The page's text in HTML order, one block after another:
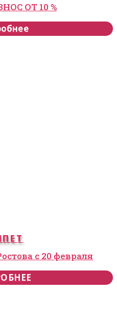
ОТ 10 %
с 20 февраля